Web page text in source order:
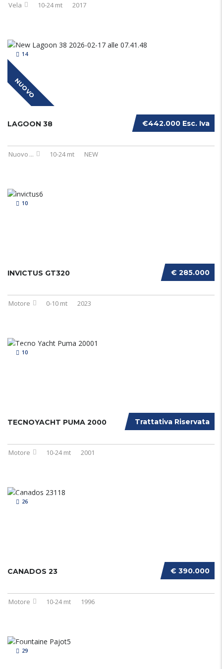
Vela 10-24 mt 2017
NUOVO
14
€442.000 Esc. Iva
LAGOON 38
Nuovo ... 10-24 mt NEW
10
€ 285.000
INVICTUS GT320
Motore 0-10 mt 2023
10
Trattativa Riservata
TECNOYACHT PUMA 2000
Motore 10-24 mt 2001
26
€ 390.000
CANADOS 23
Motore 10-24 mt 1996
29